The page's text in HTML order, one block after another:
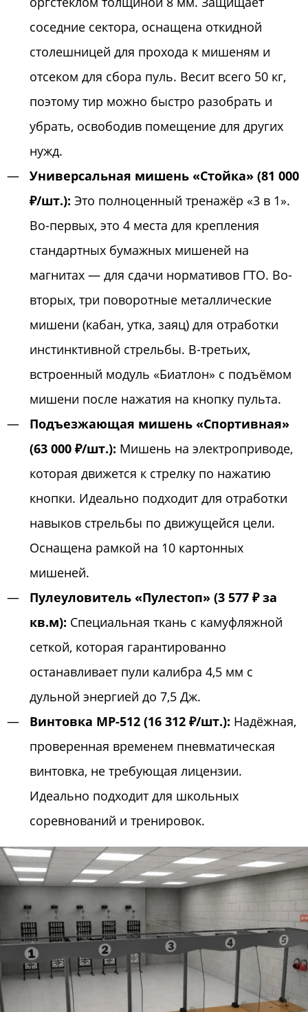
соседние сектора, оснащена откидной
столешницей для прохода к мишеням и
отсеком для сбора пуль. Весит всего 50 кг,
поэтому тир можно быстро разобрать и
убрать, освободив помещение для других
нужд.
Универсальная мишень «Стойка» (81 000
₽/шт.): Это полноценный тренажёр «3 в 1».
Во-первых, это 4 места для крепления
стандартных бумажных мишеней на
магнитах — для сдачи нормативов ГТО. Во-
вторых, три поворотные металлические
мишени (кабан, утка, заяц) для отработки
инстинктивной стрельбы. В-третьих,
встроенный модуль «Биатлон» с подъёмом
мишени после нажатия на кнопку пульта.
Подъезжающая мишень «Спортивная»
(63 000 ₽/шт.): Мишень на электроприводе,
которая движется к стрелку по нажатию
кнопки. Идеально подходит для отработки
навыков стрельбы по движущейся цели.
Оснащена рамкой на 10 картонных
мишеней.
Пулеуловитель «Пулестоп» (3 577 ₽ за
кв.м): Специальная ткань с камуфляжной
сеткой, которая гарантированно
останавливает пули калибра 4,5 мм с
дульной энергией до 7,5 Дж.
Винтовка МР-512 (16 312 ₽/шт.): Надёжная,
проверенная временем пневматическая
винтовка, не требующая лицензии.
Идеально подходит для школьных
соревнований и тренировок.